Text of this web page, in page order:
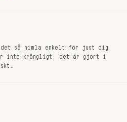
det så himla enkelt för just dig
inte krångligt, det är gjort i